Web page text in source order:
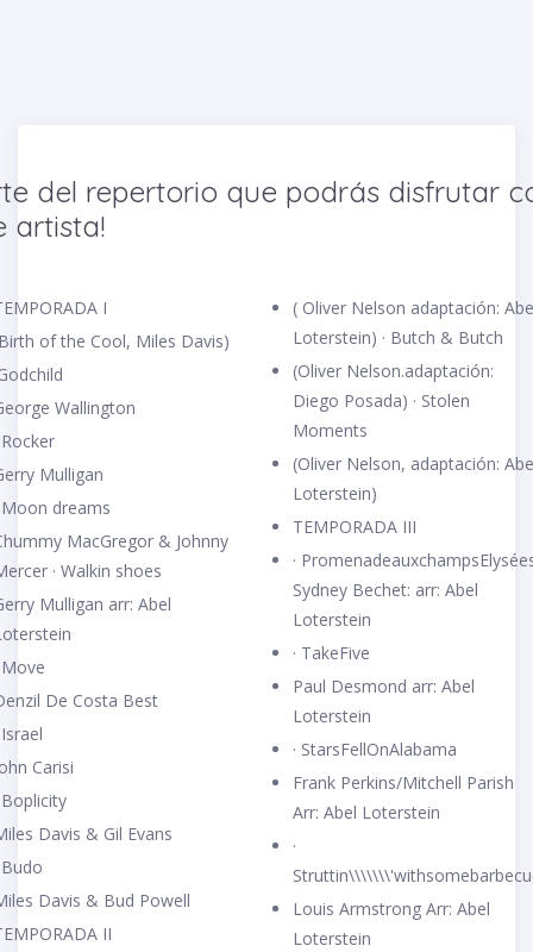
del repertorio que podrás disfrutar
artista!
I
of the Cool, Miles Davis)
Wallington
Rocker
Mulligan
Moon dreams
MacGregor & Johnny
· Walkin shoes
Mulligan arr: Abel
Move
De Costa Best
Israel
Carisi
Boplicity
Davis & Gil Evans
Budo
Davis & Bud Powell
II
( Oliver Nelson adaptación:
Loterstein) · Butch & Butch
(Oliver Nelson.adaptación:
Diego Posada) · Stolen
Moments
(Oliver Nelson, adaptación:
Loterstein)
TEMPORADA III
·
Sydney Bechet: arr: Abel
Loterstein
· TakeFive
Paul Desmond arr: Abel
Loterstein
· StarsFellOnAlabama
Frank Perkins/Mitchell Parish
Arr: Abel Loterstein
·
Louis Armstrong Arr: Abel
Loterstein